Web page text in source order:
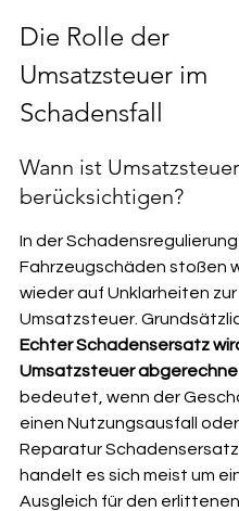
Die Rolle der
Umsatzsteuer im
Schadensfall
Wann ist
berücksichtigen?
In der Schadensregulierung
Fahrzeugschäden stoßen
wieder auf Unklarheiten zur
Umsatzsteuer.
Echter Schadensersatz
Umsatzsteuer
bedeutet, wenn der
einen Nutzungsausfall
Reparatur Schadensersatz
handelt es sich meist um
Ausgleich für den